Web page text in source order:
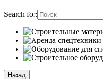
Search for:
Назад